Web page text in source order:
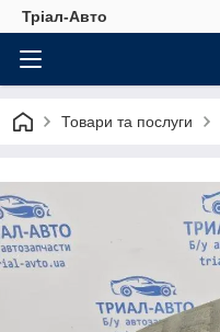
Тріал-Авто
Товари та послуги